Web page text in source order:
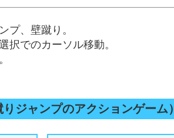
プ、壁蹴り。
でのカーソル移動。
ジャンプのアクションゲーム）